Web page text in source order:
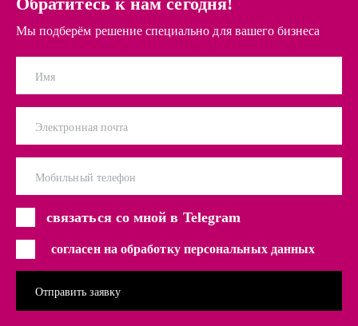
Мы подберём решение специально для вашего бизнеса
Имя
Электронная почта
Мобильный телефон
связаться со мной в Telegram
согласен на обработку персональных данных